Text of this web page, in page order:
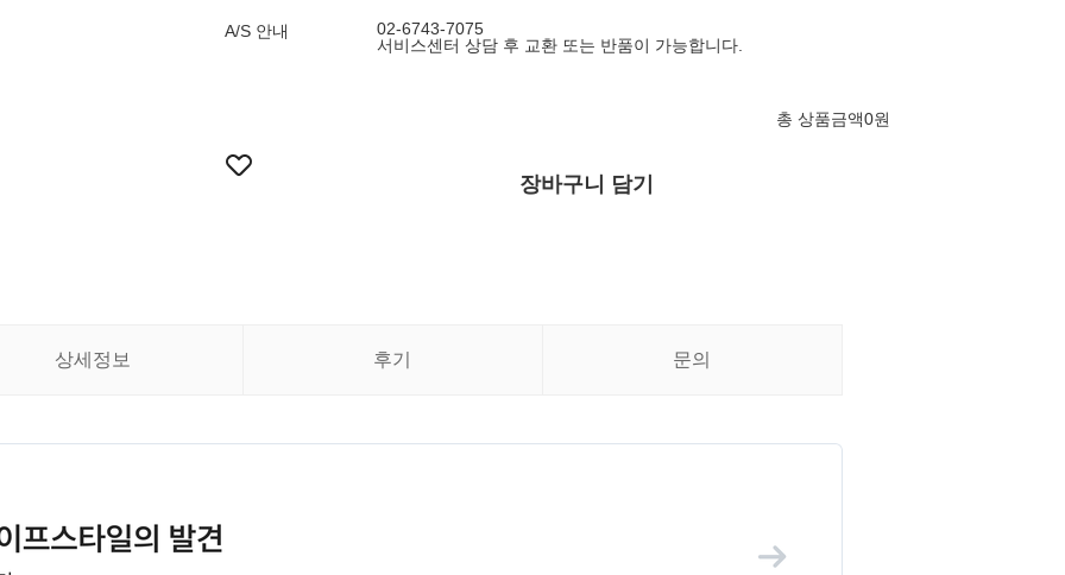
A/S 안내
02-6743-7075
서비스센터 상담 후 교환 또는 반품이 가능합니다.
총 상품금액0원
장바구니 담기
상세정보 후기 문의